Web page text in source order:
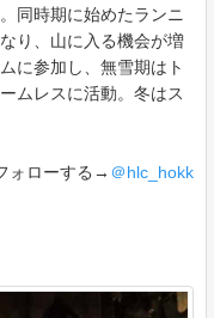
同時期に始めたランニ
り、山に入る機会が増
に参加し、無雪期はト
ムレスに活動。冬はス
ォローする→ ＠hlc_hokk